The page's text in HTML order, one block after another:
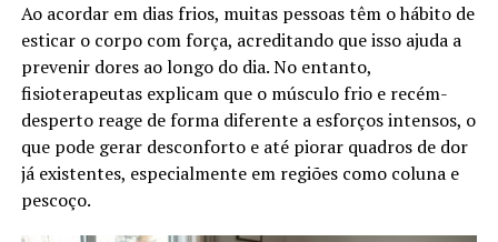
Ao acordar em dias frios, muitas pessoas têm o hábito de
esticar o corpo com força, acreditando que isso ajuda a
prevenir dores ao longo do dia. No entanto,
fisioterapeutas explicam que o músculo frio e recém-
desperto reage de forma diferente a esforços intensos, o
que pode gerar desconforto e até piorar quadros de dor
já existentes, especialmente em regiões como coluna e
pescoço.